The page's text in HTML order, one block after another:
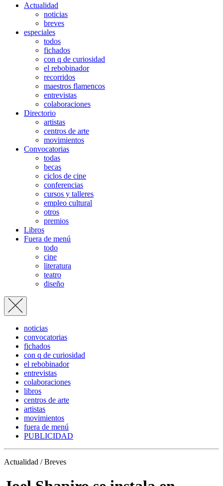
Actualidad
noticias
breves
especiales
todos
fichados
con q de curiosidad
el rebobinador
recorridos
maestros flamencos
entrevistas
colaboraciones
Directorio
artistas
centros de arte
movimientos
Convocatorias
todas
becas
ciclos de cine
conferencias
cursos y talleres
empleo cultural
otros
premios
Libros
Fuera de menú
todo
cine
literatura
teatro
diseño
noticias
convocatorias
fichados
con q de curiosidad
el rebobinador
entrevistas
colaboraciones
libros
centros de arte
artistas
movimientos
fuera de menú
PUBLICIDAD
Actualidad / Breves